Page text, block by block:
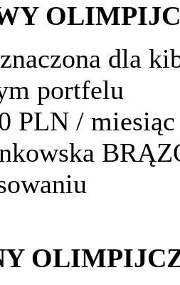
dla
portfelu
PLN / miesiąc